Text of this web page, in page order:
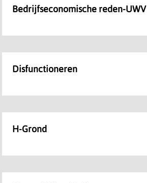
Bedrijfseconomische reden-UWV
Disfunctioneren
H-Grond